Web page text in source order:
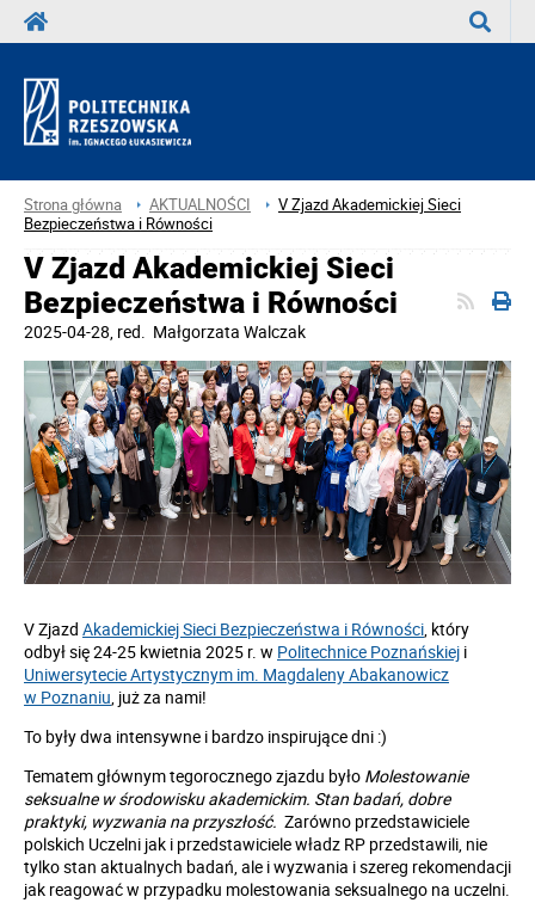
Strona główna AKTUALNOŚCI
V Zjazd Akademickiej Sieci
Bezpieczeństwa i Równości
V Zjazd Akademickiej Sieci
Bezpieczeństwa i Równości
2025-04-28, red. Małgorzata Walczak
V Zjazd Akademickiej Sieci Bezpieczeństwa i Równości , który
odbył się 24-25 kwietnia 2025 r. w Politechnice Poznańskiej i
Uniwersytecie Artystycznym im. Magdaleny Abakanowicz
w Poznaniu , już za nami!
To były dwa intensywne i bardzo inspirujące dni :)
Tematem głównym tegorocznego zjazdu było Molestowanie
seksualne w środowisku akademickim. Stan badań, dobre
praktyki, wyzwania na przyszłość. Zarówno przedstawiciele
polskich Uczelni jak i przedstawiciele władz RP przedstawili, nie
tylko stan aktualnych badań, ale i wyzwania i szereg rekomendacji
jak reagować w przypadku molestowania seksualnego na uczelni.